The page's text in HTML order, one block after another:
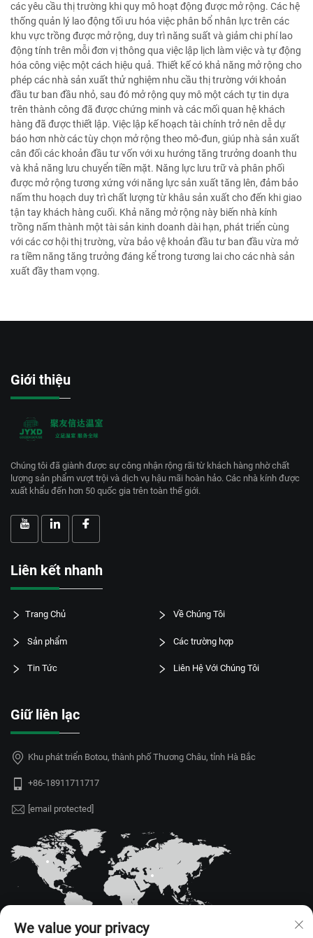
các yêu cầu thị trường khi quy mô hoạt động được mở rộng. Các hệ
thống quản lý lao động tối ưu hóa việc phân bổ nhân lực trên các
khu vực trồng được mở rộng, duy trì năng suất và giảm chi phí lao
động tính trên mỗi đơn vị thông qua việc lập lịch làm việc và tự động
hóa công việc một cách hiệu quả. Thiết kế có khả năng mở rộng cho
phép các nhà sản xuất thử nghiệm nhu cầu thị trường với khoản
đầu tư ban đầu nhỏ, sau đó mở rộng quy mô một cách tự tin dựa
trên thành công đã được chứng minh và các mối quan hệ khách
hàng đã được thiết lập. Việc lập kế hoạch tài chính trở nên dễ dự
báo hơn nhờ các tùy chọn mở rộng theo mô-đun, giúp nhà sản xuất
cân đối các khoản đầu tư vốn với xu hướng tăng trưởng doanh thu
và khả năng lưu chuyển tiền mặt. Năng lực lưu trữ và phân phối
được mở rộng tương xứng với năng lực sản xuất tăng lên, đảm bảo
nấm thu hoạch duy trì chất lượng từ khâu sản xuất cho đến khi giao
tận tay khách hàng cuối. Khả năng mở rộng này biến nhà kính
trồng nấm thành một tài sản kinh doanh dài hạn, phát triển cùng
với các cơ hội thị trường, vừa bảo vệ khoản đầu tư ban đầu vừa mở
ra tiềm năng tăng trưởng đáng kể trong tương lai cho các nhà sản
xuất đầy tham vọng.
Giới thiệu
Chúng tôi đã giành được sự công nhận rộng rãi từ khách hàng nhờ chất
lượng sản phẩm vượt trội và dịch vụ hậu mãi hoàn hảo. Các nhà kính được
xuất khẩu đến hơn 50 quốc gia trên toàn thế giới.
Liên kết nhanh
Trang Chủ Về Chúng Tôi
Sản phẩm Các trường hợp
Tin Tức Liên Hệ Với Chúng Tôi
Giữ liên lạc
Khu phát triển Botou, thành phố Thương Châu, tỉnh Hà Bắc
+86-18911711717
[email protected]
We value your privacy